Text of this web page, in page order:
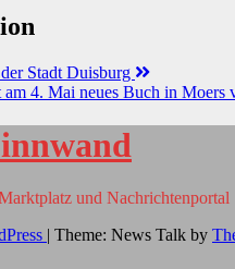
Stadt Duisburg
am 4. Mai neues Buch in Moers
und Nachrichtenportal
| Theme: News Talk by